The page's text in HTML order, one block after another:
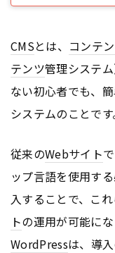
CMSとは、 コンテ
テンツ管理システ
ない初心者でも、
システムのことです
従来のWebサイト
ップ言語を使用す
入することで、こ
トの運用が可能に
WordPressは、導